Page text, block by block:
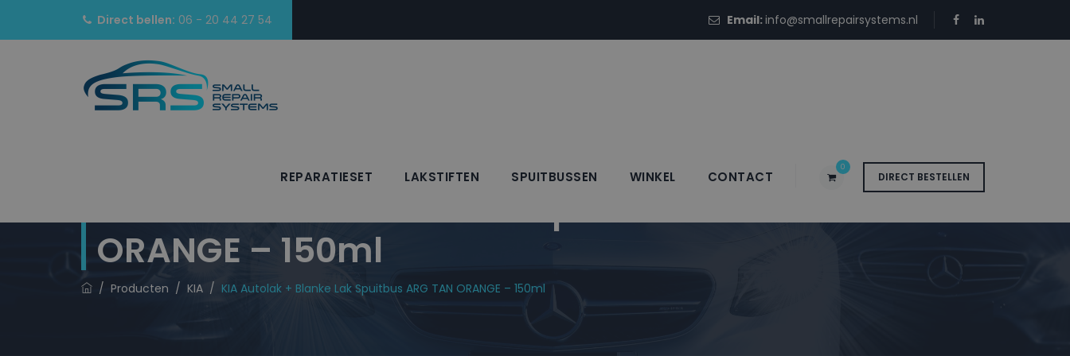
Direct bellen: 06 - 20 44 27 54 Email:info@smallrepairsystems.nl
DIRECT BESTELLEN
0
REPARATIESET LAKSTIFTEN SPUITBUSSEN WINKEL CONTACT
KIA Autolak + Blanke Lak Spuitbus ARG TAN
ORANGE – 150ml
/ Producten / KIA / KIA Autolak + Blanke Lak Spuitbus ARG TAN ORANGE – 150ml